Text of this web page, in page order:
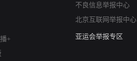
+
不良信息举报中心
北京互联网举报中心
算法推荐专项举报
亚运会举报专区